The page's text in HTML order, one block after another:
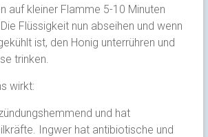
auf kleiner Flamme 5-10 Minuten
Flüssigkeit nun abseihen und wenn
ist, den Honig unterrühren und
trinken.
wirkt:
und hat
Ingwer hat antibiotische und